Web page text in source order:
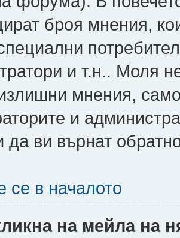
броя мнения,
и т.н.. Моля
мнения,
и
да ви върнат
се в началото
на мейла на